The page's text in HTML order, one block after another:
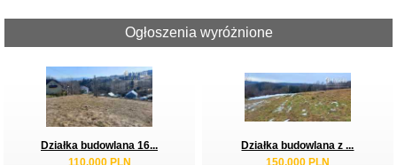
Ogłoszenia wyróżnione
Działka budowlana 16...
110.000 PLN
Działka budowlana z ...
150.000 PLN